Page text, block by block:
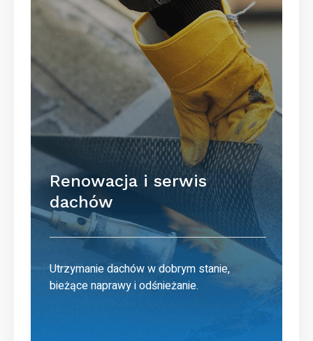
Renowacja i serwis
dachów
Utrzymanie dachów w dobrym stanie,
bieżące naprawy i odśnieżanie.